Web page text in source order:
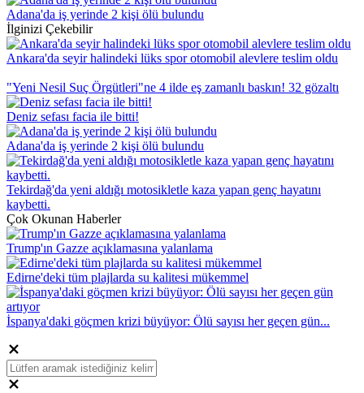
Adana'da iş yerinde 2 kişi ölü bulundu
İlginizi Çekebilir
Ankara'da seyir halindeki lüks spor otomobil alevlere teslim oldu
"Yeni Nesil Suç Örgütleri"ne 4 ilde eş zamanlı baskın! 32 gözaltı
Deniz sefası facia ile bitti!
Adana'da iş yerinde 2 kişi ölü bulundu
Tekirdağ'da yeni aldığı motosikletle kaza yapan genç hayatını
kaybetti.
Çok Okunan Haberler
Trump'ın Gazze açıklamasına yalanlama
Edirne'deki tüm plajlarda su kalitesi mükemmel
İspanya'daki göçmen krizi büyüyor: Ölü sayısı her geçen gün...